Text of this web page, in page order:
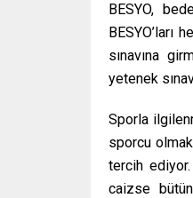
BESYO,
BESYO’ları
sınavına
yetenek
Sporla
sporcu
tercih
caizse